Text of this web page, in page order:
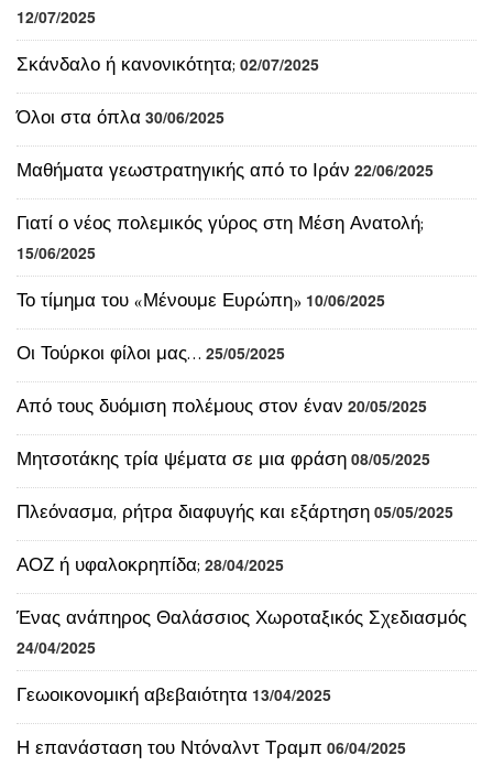
Όλοι στα όπλα 30/06/2025
Μαθήματα γεωστρατηγικής από το Ιράν 22/06/2025
Γιατί ο νέος πολεμικός γύρος στη Μέση Ανατολή;
15/06/2025
Το τίμημα του «Μένουμε Ευρώπη» 10/06/2025
Οι Τούρκοι φίλοι μας… 25/05/2025
Από τους δυόμιση πολέμους στον έναν 20/05/2025
Μητσοτάκης τρία ψέματα σε μια φράση 08/05/2025
Πλεόνασμα, ρήτρα διαφυγής και εξάρτηση 05/05/2025
ΑΟΖ ή υφαλοκρηπίδα; 28/04/2025
Ένας ανάπηρος Θαλάσσιος Χωροταξικός Σχεδιασμός
24/04/2025
Γεωοικονομική αβεβαιότητα 13/04/2025
Η επανάσταση του Ντόναλντ Τραμπ 06/04/2025
Δεν ξεχνούμε – απαιτούμε τις γερμανικές οφειλές
28/03/2025